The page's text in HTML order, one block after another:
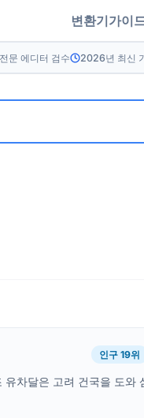
변환기가이
전문 에디터 검수 2026년 최신
인구 19위
차달은 고려 건국을 도와